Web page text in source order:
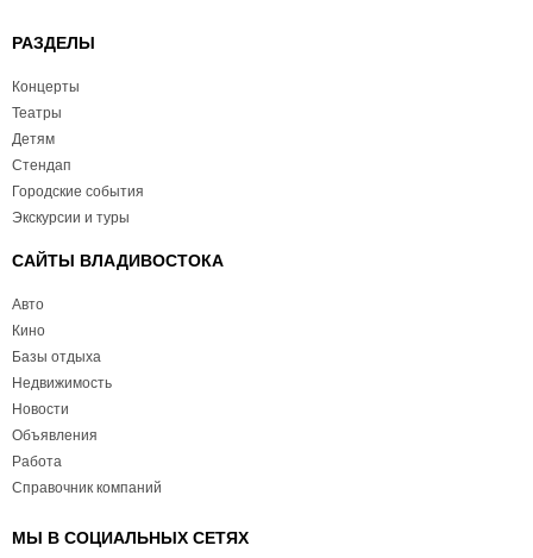
РАЗДЕЛЫ
Концерты
Театры
Детям
Стендап
Городские события
Экскурсии и туры
САЙТЫ ВЛАДИВОСТОКА
Авто
Кино
Базы отдыха
Недвижимость
Новости
Объявления
Работа
Справочник компаний
МЫ В СОЦИАЛЬНЫХ СЕТЯХ